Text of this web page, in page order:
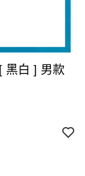
黑白 ] 男款